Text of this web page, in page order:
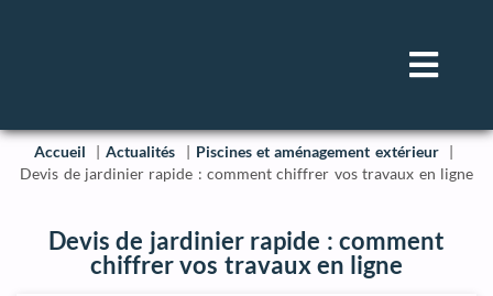
Accueil Actualités
Piscines et aménagement extérieur
Devis de jardinier rapide : comment chiffrer vos travaux en ligne
Devis de jardinier rapide : comment
chiffrer vos travaux en ligne